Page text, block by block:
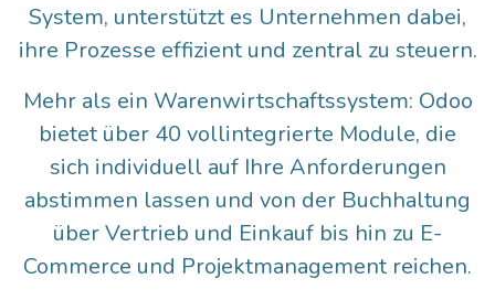
System, unterstützt es Unternehmen dabei,
ihre Prozesse effizient und zentral zu steuern.
Mehr als ein Warenwirtschaftssystem: Odoo
bietet über 40 vollintegrierte Module, die
sich individuell auf Ihre Anforderungen
abstimmen lassen und von der Buchhaltung
über Vertrieb und Einkauf bis hin zu E-
Commerce und Projektmanagement reichen.